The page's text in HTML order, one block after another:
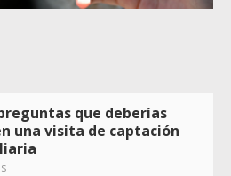
que deberías
una visita de captación